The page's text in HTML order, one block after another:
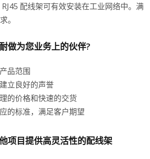
配线架可有效安装在工业网络中。满
。
做为您业务上的伙伴?
品范围
立良好的声誉
的价格和快速的交货
的标准，满足客户期望
项目提供高灵活性的配线架